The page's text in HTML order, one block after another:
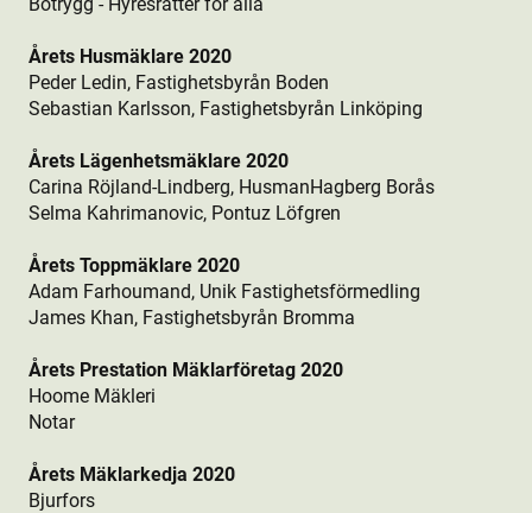
Årets Husmäklare 2020
Peder Ledin, Fastighetsbyrån Boden
Sebastian Karlsson, Fastighetsbyrån Linköping
Årets Lägenhetsmäklare 2020
Carina Röjland-Lindberg, HusmanHagberg Borås
Selma Kahrimanovic, Pontuz Löfgren
Årets Toppmäklare 2020
Adam Farhoumand, Unik Fastighetsförmedling
James Khan, Fastighetsbyrån Bromma
Årets Prestation Mäklarföretag 2020
Hoome Mäkleri
Notar
Årets Mäklarkedja 2020
Bjurfors